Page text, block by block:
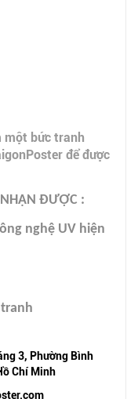
một bức tranh
để được
NHẬN ĐƯỢC :
nghệ UV hiện
3, Phường Bình
Chí Minh